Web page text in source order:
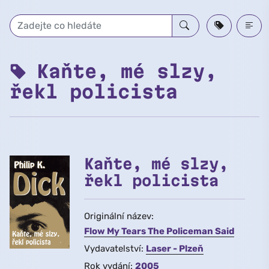
Kaňte, mé slzy,
řekl policista
Kaňte, mé slzy,
řekl policista
Originální název:
Flow My Tears The Policeman Said
Vydavatelství: Laser - Plzeň
Rok vydání: 2005